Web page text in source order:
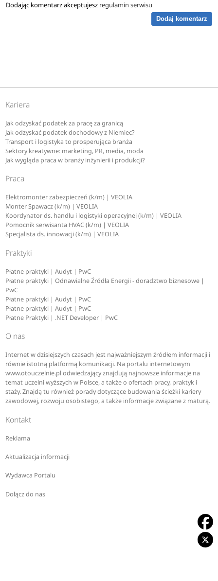
Dodając komentarz akceptujesz regulamin serwisu
Dodaj komentarz
Kariera
Jak odzyskać podatek za pracę za granicą
Jak odzyskać podatek dochodowy z Niemiec?
Transport i logistyka to prosperująca branża
Sektory kreatywne: marketing, PR, media, moda
Jak wygląda praca w branży inżynierii i produkcji?
Praca
Elektromonter zabezpieczeń (k/m) | VEOLIA
Monter Spawacz (k/m) | VEOLIA
Koordynator ds. handlu i logistyki operacyjnej (k/m) | VEOLIA
Pomocnik serwisanta HVAC (k/m) | VEOLIA
Specjalista ds. innowacji (k/m) | VEOLIA
Praktyki
Płatne praktyki | Audyt | PwC
Płatne praktyki | Odnawialne Źródła Energii - doradztwo biznesowe |
PwC
Płatne praktyki | Audyt | PwC
Płatne praktyki | Audyt | PwC
Płatne Praktyki | .NET Developer | PwC
O nas
Internet w dzisiejszych czasach jest najważniejszym źródłem informacji i
równie istotną platformą komunikacji. Na portalu internetowym
www.otouczelnie.pl odwiedzający znajdują najnowsze informacje na
temat uczelni wyższych w Polsce, a także o ofertach pracy, praktyk i
staży. Znajdą tu również porady dotyczące budowania ścieżki kariery
zawodowej, rozwoju osobistego, a także informacje związane z maturą.
Kontakt
Reklama
Aktualizacja informacji
Wydawca Portalu
Dołącz do nas